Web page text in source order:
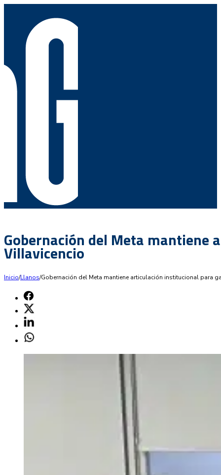
Gobernación del Meta
Villavicencio
Inicio/Llanos/Gobernación del Meta mantiene articulación institucional para